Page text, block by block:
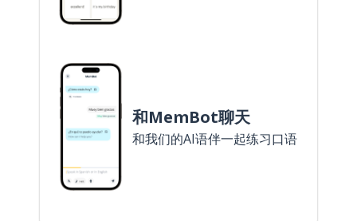
和MemBot聊天
和我们的AI语伴一起练习口语